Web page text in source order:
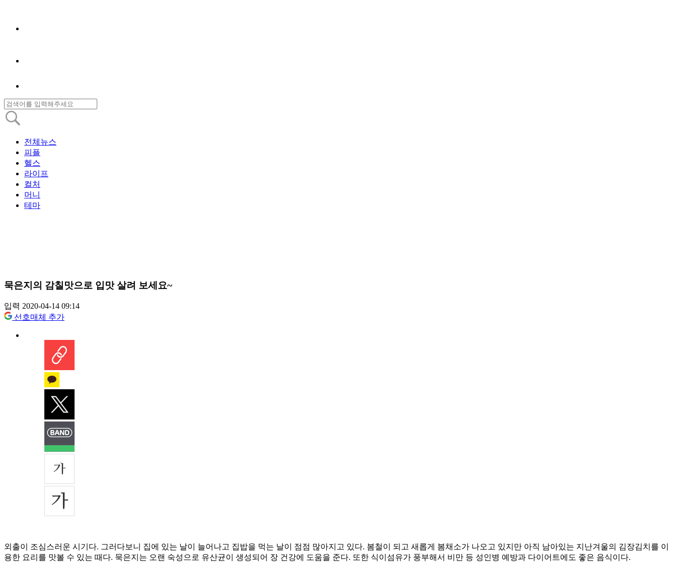
전체뉴스
피플
헬스
라이프
컬처
머니
테마
묵은지의 감칠맛으로 입맛 살려 보세요~
입력 2020-04-14 09:14
선호매체 추가
외출이 조심스러운 시기다. 그러다보니 집에 있는 날이 늘어나고 집밥을 먹는 날이 점점 많아지고 있다. 봄철이 되고 새롭게 봄채소가 나오고 있지만 아직 남아있는 지난겨울의 김장김치를 이
용한 요리를 맛볼 수 있는 때다. 묵은지는 오랜 숙성으로 유산균이 생성되어 장 건강에 도움을 준다. 또한 식이섬유가 풍부해서 비만 등 성인병 예방과 다이어트에도 좋은 음식이다.